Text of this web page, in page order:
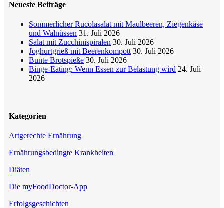
Neueste Beiträge
Sommerlicher Rucolasalat mit Maulbeeren, Ziegenkäse
und Walnüssen 31. Juli 2026
Salat mit Zucchinispiralen 30. Juli 2026
Joghurtgrieß mit Beerenkompott 30. Juli 2026
Bunte Brotspieße 30. Juli 2026
Binge-Eating: Wenn Essen zur Belastung wird 24. Juli
2026
Kategorien
Artgerechte Ernährung
Ernährungsbedingte Krankheiten
Diäten
Die myFoodDoctor-App
Erfolgsgeschichten